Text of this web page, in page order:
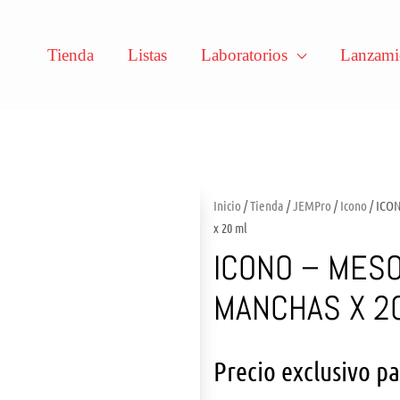
Tienda Listas Laboratorios
Inicio /Tienda /JEMPro /Icono /
x 20 ml
ICONO –
MANCHAS X
Precio exclusivo